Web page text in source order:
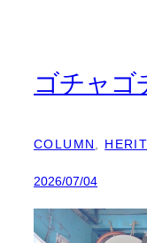
ゴチャゴ
COLUMN,
2026/07/04